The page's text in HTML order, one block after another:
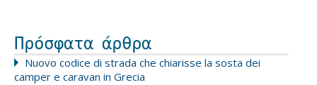
Πρόσφατα άρθρα
Nuovo codice di strada che chiarisse la sosta dei
camper e caravan in Grecia